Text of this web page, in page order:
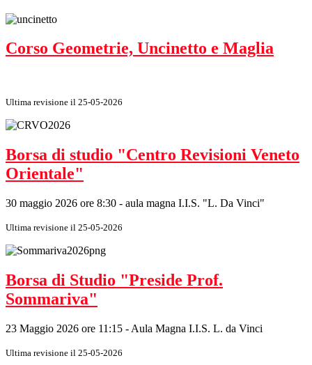
Corso Geometrie, Uncinetto e Maglia
Ultima revisione il 25-05-2026
Borsa di studio "Centro Revisioni Veneto
Orientale"
30 maggio 2026 ore 8:30 - aula magna I.I.S. "L. Da Vinci"
Ultima revisione il 25-05-2026
Borsa di Studio "Preside Prof.
Sommariva"
23 Maggio 2026 ore 11:15 - Aula Magna I.I.S. L. da Vinci
Ultima revisione il 25-05-2026